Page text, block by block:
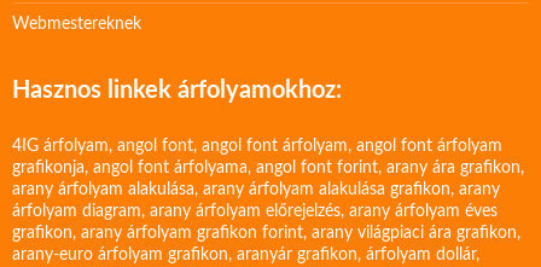
Webmestereknek
Hasznos linkek árfolyamokhoz:
4IG árfolyam, angol font, angol font árfolyam, angol font árfolyam
grafikonja, angol font árfolyama, angol font forint, arany ára grafikon,
arany árfolyam alakulása, arany árfolyam alakulása grafikon, arany
árfolyam diagram, arany árfolyam előrejelzés, arany árfolyam éves
grafikon, arany árfolyam grafikon forint, arany világpiaci ára grafikon,
arany-euro árfolyam grafikon, aranyár grafikon, árfolyam dollár,